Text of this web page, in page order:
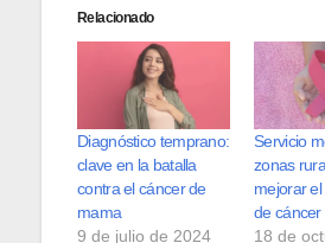
Relacionado
Diagnóstico temprano:
clave en la batalla
contra el cáncer de
mama
9 de julio de 2024
Servicio
zonas
mejorar
de
18 de